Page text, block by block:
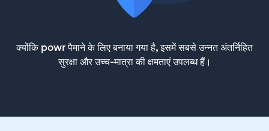
क्योंकि powr पैमाने के लिए बनाया गया है, इसमें सबसे उन्नत अंतर्निहित
सुरक्षा और उच्च-मात्रा की क्षमताएं उपलब्ध हैं।